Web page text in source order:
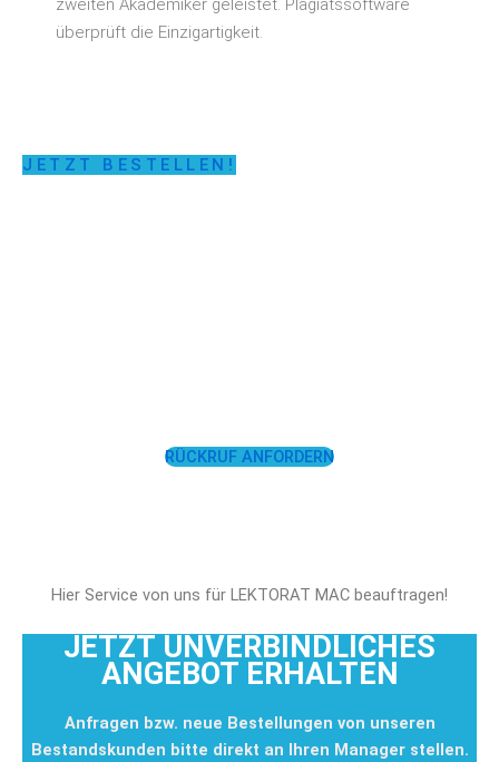
zweiten Akademiker geleistet. Plagiatssoftware
überprüft die Einzigartigkeit.
JETZT BESTELLEN!
RÜCKRUF ANFORDERN
Hier Service von uns für LEKTORAT MAC beauftragen!
JETZT UNVERBINDLICHES
ANGEBOT ERHALTEN
Anfragen bzw. neue Bestellungen von unseren
Bestandskunden bitte direkt an Ihren Manager stellen.